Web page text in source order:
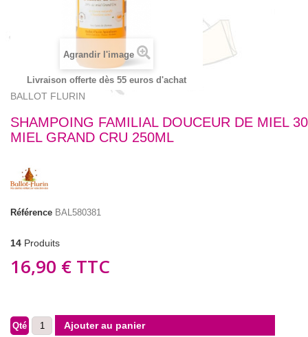
Agrandir l'image
Livraison offerte dès 55 euros d'achat
BALLOT FLURIN
SHAMPOING FAMILIAL DOUCEUR DE MIEL
MIEL GRAND CRU 250ML
Référence BAL580381
14 Produits
16,90 € TTC
Qté Ajouter au panier